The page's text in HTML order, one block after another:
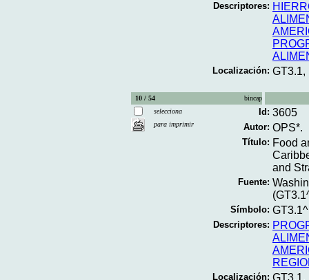
Descriptores:
Localización: GT3.1,
10 / 54
bincap
selecciona
para imprimir
Id: 3605
Autor: OPS*.
Título: Food
and
Fuente:
Símbolo:
Descriptores:
Localización: GT3.1,